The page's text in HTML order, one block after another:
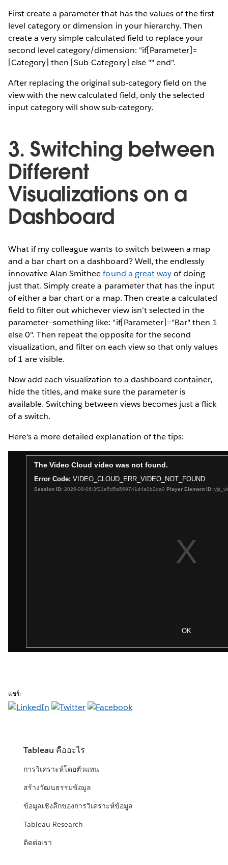
First create a parameter that has the values of the first
level category or dimension in your hierarchy. Then
create a very simple calculated field to replace your
second level category/dimension: "if[Parameter]=
[Category] then [Sub-Category] else "" end".
After replacing the original sub-category field on the
view with the new calculated field, only the selected
input category will show sub-category.
3. Switching between
Different
Visualizations on a
Dashboard
What if my colleague wants to switch between a map
and a bar chart on a dashboard? Well, the endlessly
innovative Alan Smitheefound a great wayof doing
just that. Simply create a parameter that has the input
of either a bar chart or a map. Then create a calculated
field to filter out whichever view isn't selected in the
parameter—something like: "if[Parameter]="Bar" then 1
else 0". Then repeat the opposite for the second
visualization, and filter on each view so that only values
of 1 are visible.
Now add each visualization to a dashboard container,
hide the titles, and make sure the parameter is
available. Switching between views becomes just a flick
of a switch.
Here's a more detailed explanation of the tips:
แชร์:
Tableau คืออะไร
การวิเคราะห์โดยตัวแทน
สร้างวัฒนธรรมข้อมูล
ข้อมูลเชิงลึกของการวิเคราะห์ข้อมูล
Tableau Research
ติดต่อเรา